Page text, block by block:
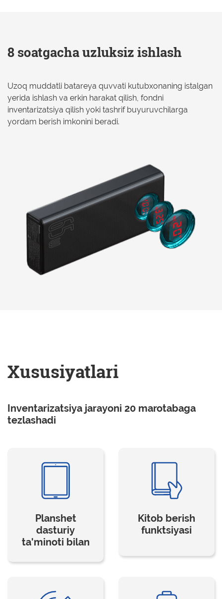
8 soatgacha uzluksiz ishlash
Uzoq muddatli batareya quvvati kutubxonaning istalgan
yerida ishlash va erkin harakat qilish, fondni
inventarizatsiya qilish yoki tashrif buyuruvchilarga
yordam berish imkonini beradi.
Xususiyatlari
Inventarizatsiya jarayoni 20 marotabaga
tezlashadi
Planshet
dasturiy
ta'minoti bilan
Kitob berish
funktsiyasi